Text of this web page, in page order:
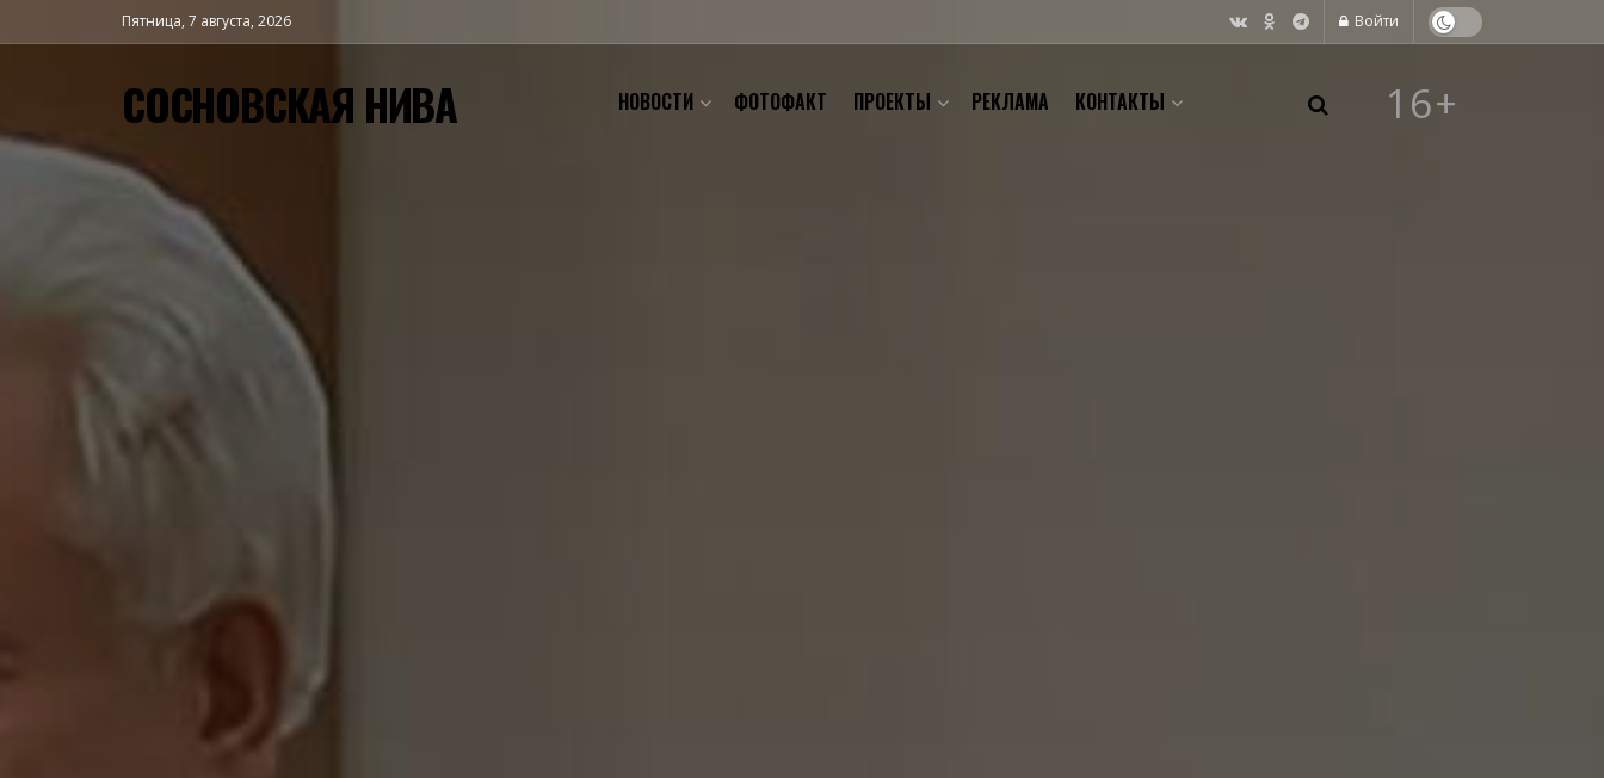
Пятница, 7 августа, 2026 Войти
СОСНОВСКАЯ НИВА НОВОСТИ ФОТОФАКТ ПРОЕКТЫ РЕКЛАМА КОНТАКТЫ 16+